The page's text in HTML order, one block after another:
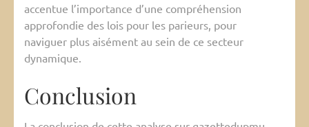
accentue l’importance d’une compréhension
approfondie des lois pour les parieurs, pour
naviguer plus aisément au sein de ce secteur
dynamique.
Conclusion